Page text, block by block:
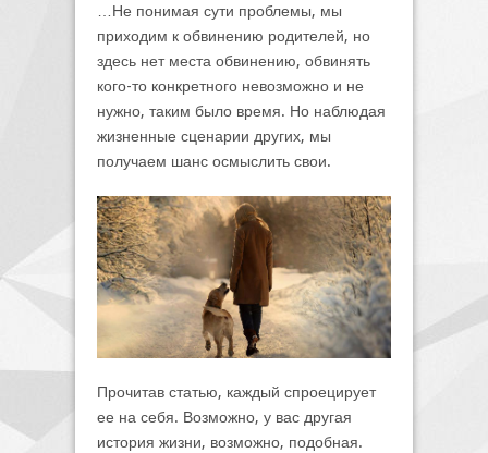
…Не понимая сути проблемы, мы
приходим к обвинению родителей, но
здесь нет места обвинению, обвинять
кого-то конкретного невозможно и не
нужно, таким было время. Но наблюдая
жизненные сценарии других, мы
получаем шанс осмыслить свои.
Прочитав статью, каждый спроецирует
ее на себя. Возможно, у вас другая
история жизни, возможно, подобная.